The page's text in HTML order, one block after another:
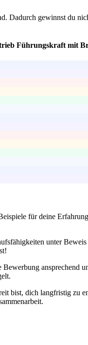
Dadurch gewinnst du
Führungskraft mit
für deine
unter
ansprechend
bist, dich langfristig zu